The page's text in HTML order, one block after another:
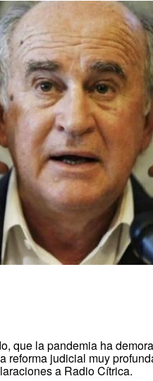
que la pandemia ha
reforma judicial muy
a Radio Cítrica.